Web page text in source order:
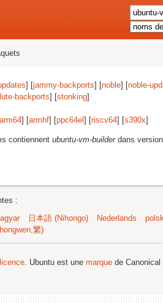
] [jammy-backports] [noble] [noble-
backports] [stonking]
arm64] [armhf] [ppc64el ] [riscv64] [s390x]
contiennent ubuntu-vm-builderdans
:
日本語 (Nihongo) Nederlands
繁)
. Ubuntu est une marque de Canonical